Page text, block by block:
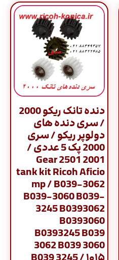
دنده تانک ریکو 2000
/ سری دنده های
دولوپر ریکو / سری
2000 پک 5 عددی /
2001 2501 Gear
tank kit Ricoh Aficio
mp / B039-3062
B039-3060 B039-
3245 B0393062
B0393060
B0393245 B039
3062 B039 3060